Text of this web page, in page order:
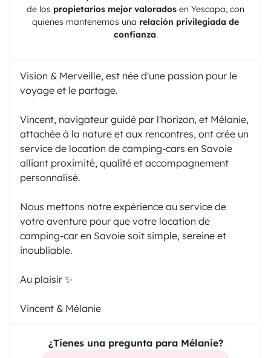
de los propietarios mejor valorados en Yescapa, con
quienes mantenemos una relación privilegiada de
confianza.
Vision & Merveille, est née d'une passion pour le
voyage et le partage.
Vincent, navigateur guidé par l'horizon, et Mélanie,
attachée à la nature et aux rencontres, ont crée un
service de location de camping-cars en Savoie
alliant proximité, qualité et accompagnement
personnalisé.
Nous mettons notre expérience au service de
votre aventure pour que votre location de
camping-car en Savoie soit simple, sereine et
inoubliable.
Au plaisir ✨
Vincent & Mélanie
¿Tienes una pregunta para Mélanie?